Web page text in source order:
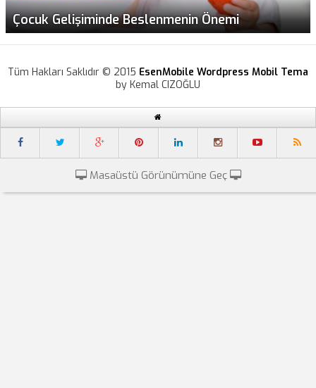
Çocuk Gelişiminde Beslenmenin Önemi
Tüm Hakları Saklıdır © 2015 EsenMobile Wordpress Mobil Tema
by Kemal CIZOĞLU
Masaüstü Görünümüne Geç